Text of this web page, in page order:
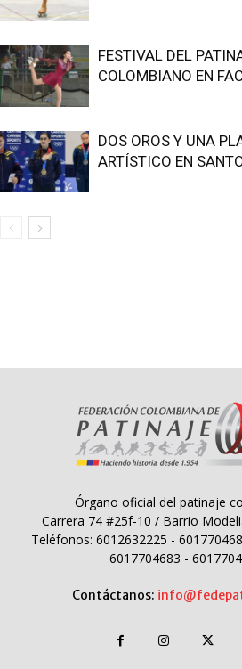
FESTIVAL DEL
COLOMBIANO EN
DOS OROS Y UNA
ARTÍSTICO EN
Órgano oficial del patinaje
Carrera 74 #25f-10 / Barrio
Teléfonos: 6012632225 -
6017704683 -
Contáctanos: